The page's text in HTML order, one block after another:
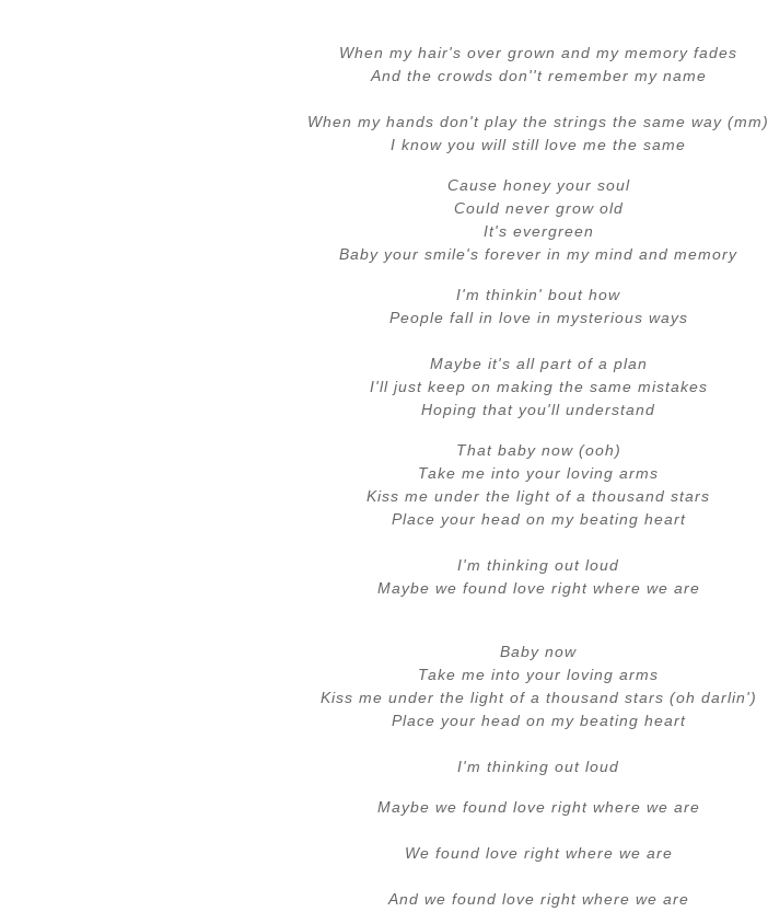
When my hair's over grown and my memory fades
And the crowds don''t remember my name
When my hands don't play the strings the same way (mm)
I know you will still love me the same
Cause honey your soul
Could never grow old
It's evergreen
Baby your smile's forever in my mind and memory
I'm thinkin' bout how
People fall in love in mysterious ways
Maybe it's all part of a plan
I'll just keep on making the same mistakes
Hoping that you'll understand
That baby now (ooh)
Take me into your loving arms
Kiss me under the light of a thousand stars
Place your head on my beating heart
I'm thinking out loud
Maybe we found love right where we are
Baby now
Take me into your loving arms
Kiss me under the light of a thousand stars (oh darlin')
Place your head on my beating heart
I'm thinking out loud
Maybe we found love right where we are
We found love right where we are
And we found love right where we are